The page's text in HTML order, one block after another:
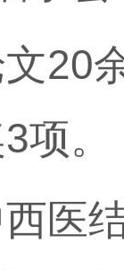
20
项。
医